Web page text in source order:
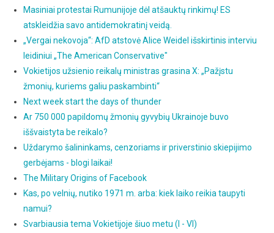
Masiniai protestai Rumunijoje dėl atšauktų rinkimų! ES
atskleidžia savo antidemokratinį veidą.
„Vergai nekovoja“: AfD atstovė Alice Weidel išskirtinis interviu
leidiniui „The American Conservative"
Vokietijos užsienio reikalų ministras grasina X: „Pažįstu
žmonių, kuriems galiu paskambinti“
Next week start the days of thunder
Ar 750 000 papildomų žmonių gyvybių Ukrainoje buvo
iššvaistyta be reikalo?
Uždarymo šalininkams, cenzoriams ir priverstinio skiepijimo
gerbėjams - blogi laikai!
The Military Origins of Facebook
Kas, po velnių, nutiko 1971 m. arba: kiek laiko reikia taupyti
namui?
Svarbiausia tema Vokietijoje šiuo metu (I - VI)